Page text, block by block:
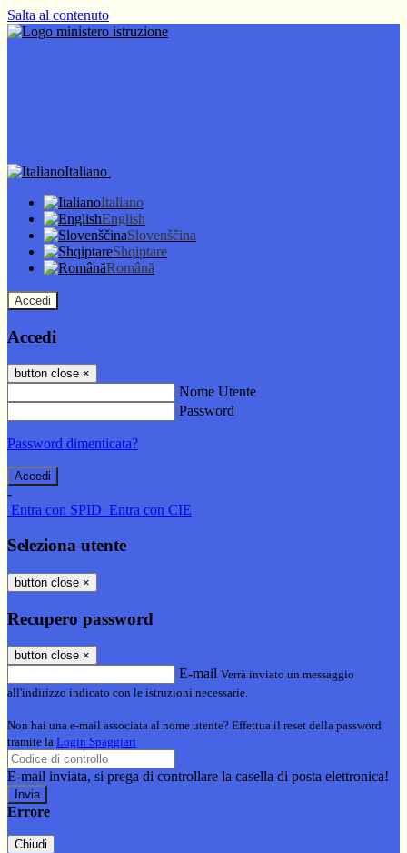
Salta al contenuto
Italiano
Italiano
English
Slovenščina
Shqiptare
Română
Accedi
Accedi
button close ×
Nome Utente
Password
Password dimenticata?
-
Entra con SPID Entra con CIE
Seleziona utente
button close ×
Recupero password
button close ×
E-mail Verrà inviato un messaggio
all'indirizzo indicato con le istruzioni necessarie.
Non hai una e-mail associata al nome utente? Effettua il reset della password
tramite la Login Spaggiari
E-mail inviata, si prega di controllare la casella di posta elettronica!
Errore
Chiudi